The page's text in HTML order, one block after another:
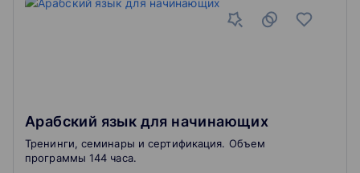
Арабский язык для начинающих
Тренинги, семинары и сертификация. Объем
программы 144 часа.